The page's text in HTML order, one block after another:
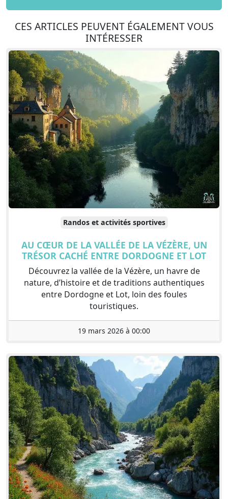
CES ARTICLES PEUVENT ÉGALEMENT VOUS
INTÉRESSER
Randos et activités sportives
AU CŒUR DE LA VALLÉE DE LA VÉZÈRE, UN
TRÉSOR CACHÉ ENTRE DORDOGNE ET LOT
Découvrez la vallée de la Vézère, un havre de
nature, d’histoire et de traditions authentiques
entre Dordogne et Lot, loin des foules
touristiques.
19 mars 2026 à 00:00